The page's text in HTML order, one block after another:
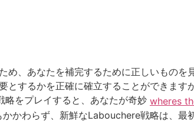
め、あなたを補完するために正しいもの
するかを正確に確立することができます
をプレイすると、あなたが奇妙 wheres
かわらず、新鮮なLabouchere戦略は、最